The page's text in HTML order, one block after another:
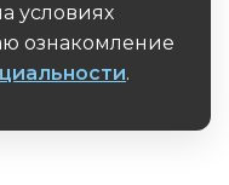
подход
условиях
ознакомление
.